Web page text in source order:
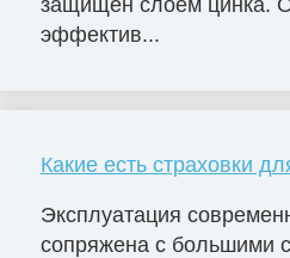
защищен слоем цинка.
эффектив...
Какие есть страховки
Эксплуатация
сопряжена с большими